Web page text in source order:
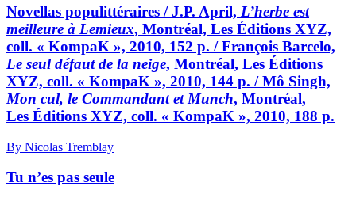
Novellas populittéraires / J.P. April, L’herbe est
meilleure à Lemieux, Montréal, Les Éditions XYZ,
coll. « KompaK », 2010, 152 p. / François Barcelo,
Le seul défaut de la neige, Montréal, Les Éditions
XYZ, coll. « KompaK », 2010, 144 p. / Mô Singh,
Mon cul, le Commandant et Munch, Montréal,
Les Éditions XYZ, coll. « KompaK », 2010, 188 p.
By Nicolas Tremblay
Tu n’es pas seule